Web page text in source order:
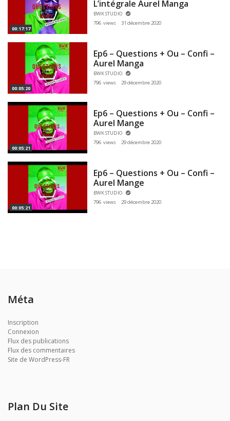
00:17:17
L’intégrale Aurel Manga
BWK STUDIO
796 views
31 décembre 2020
00:05:20
Ep6 – Questions + Ou – Confi –
Aurel Manga
BWK STUDIO
796 views
29 décembre 2020
00:05:21
Ep6 – Questions + Ou – Confi –
Aurel Mange
BWK STUDIO
796 views
29 décembre 2020
00:05:21
Ep6 – Questions + Ou – Confi –
Aurel Mange
BWK STUDIO
796 views
29 décembre 2020
Méta
Inscription
Connexion
Flux des publications
Flux des commentaires
Site de WordPress-FR
Plan Du Site